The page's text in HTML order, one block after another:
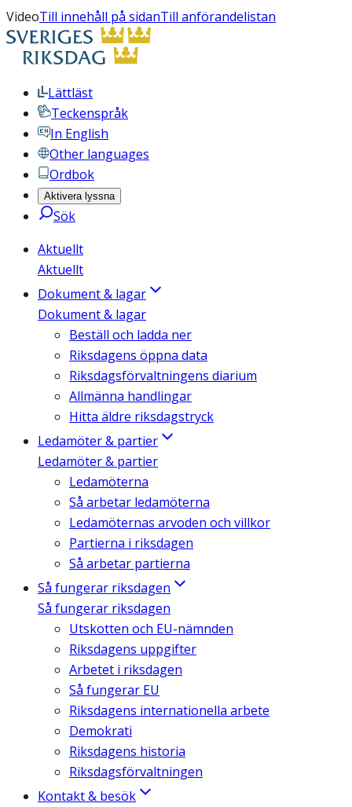
VideoTill innehåll på sidanTill anförandelistan
Lättläst
Teckenspråk
In English
Other languages
Ordbok
Aktivera lyssna
Sök
Aktuellt
Aktuellt
Dokument & lagar
Dokument & lagar
Beställ och ladda ner
Riksdagens öppna data
Riksdagsförvaltningens diarium
Allmänna handlingar
Hitta äldre riksdagstryck
Ledamöter & partier
Ledamöter & partier
Ledamöterna
Så arbetar ledamöterna
Ledamöternas arvoden och villkor
Partierna i riksdagen
Så arbetar partierna
Så fungerar riksdagen
Så fungerar riksdagen
Utskotten och EU-nämnden
Riksdagens uppgifter
Arbetet i riksdagen
Så fungerar EU
Riksdagens internationella arbete
Demokrati
Riksdagens historia
Riksdagsförvaltningen
Kontakt & besök